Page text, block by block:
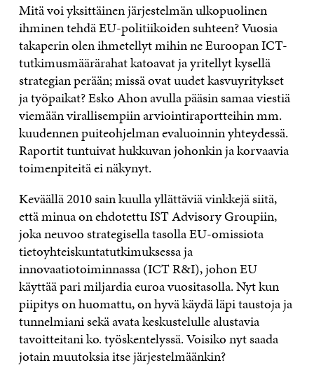
Mitä voi yksittäinen järjestelmän ulkopuolinen
ihminen tehdä EU-politiikoiden suhteen? Vuosia
takaperin olen ihmetellyt mihin ne Euroopan ICT-
tutkimusmäärärahat katoavat ja yritellyt kysellä
strategian perään; missä ovat uudet kasvuyritykset
ja työpaikat? Esko Ahon avulla pääsin samaa viestiä
viemään virallisempiin arviointiraportteihin mm.
kuudennen puiteohjelman evaluoinnin yhteydessä.
Raportit tuntuivat hukkuvan johonkin ja korvaavia
toimenpiteitä ei näkynyt.
Keväällä 2010 sain kuulla yllättäviä vinkkejä siitä,
että minua on ehdotettu IST Advisory Groupiin,
joka neuvoo strategisella tasolla EU-omissiota
tietoyhteiskuntatutkimuksessa ja
innovaatiotoiminnassa (ICT R&I), johon EU
käyttää pari miljardia euroa vuositasolla. Nyt kun
piipitys on huomattu, on hyvä käydä läpi taustoja ja
tunnelmiani sekä avata keskustelulle alustavia
tavoitteitani ko. työskentelyssä. Voisiko nyt saada
jotain muutoksia itse järjestelmäänkin?